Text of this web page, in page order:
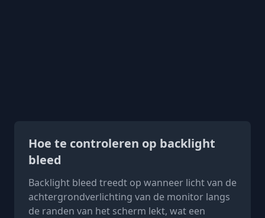
Hoe te controleren op backlight
bleed
Backlight bleed treedt op wanneer licht van de
achtergrondverlichting van de monitor langs
de randen van het scherm lekt, wat een